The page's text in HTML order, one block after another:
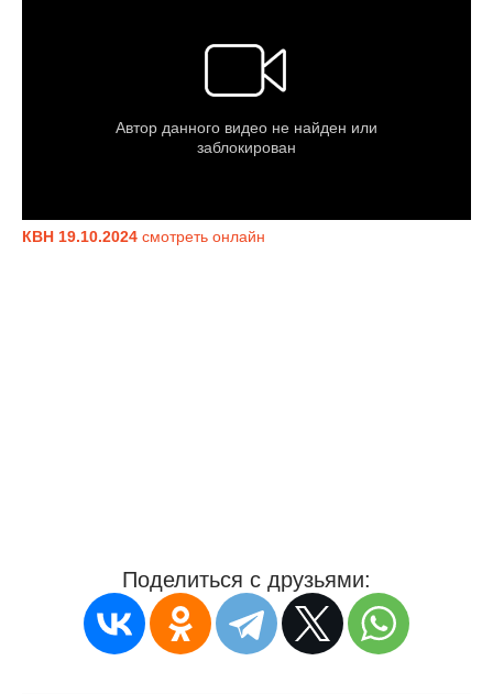
КВН 19.10.2024 смотреть онлайн
Поделиться с друзьями: